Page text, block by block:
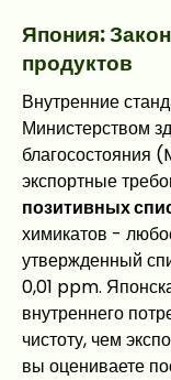
Япония:
продуктов
Внутренние
Министерством
благосостояния
экспортные
позитивных
химикатов -
утвержденный
0,01 ppm.
внутреннего
чистоту, чем
вы оцениваете